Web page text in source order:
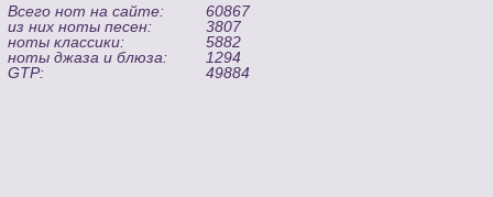
Всего нот на сайте:
60867
из них ноты песен:
3807
ноты классики:
5882
ноты джаза и блюза:
1294
GTP:
49884